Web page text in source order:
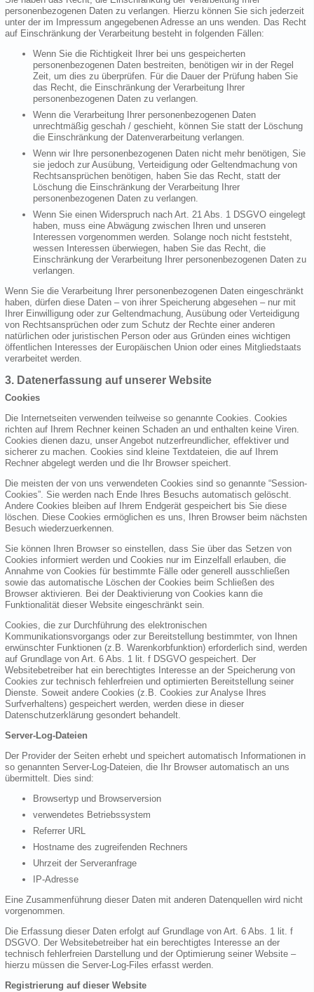
personenbezogenen Daten zu verlangen. Hierzu können Sie sich jederzeit
unter der im Impressum angegebenen Adresse an uns wenden. Das Recht
auf Einschränkung der Verarbeitung besteht in folgenden Fällen:
Wenn Sie die Richtigkeit Ihrer bei uns gespeicherten
personenbezogenen Daten bestreiten, benötigen wir in der Regel
Zeit, um dies zu überprüfen. Für die Dauer der Prüfung haben Sie
das Recht, die Einschränkung der Verarbeitung Ihrer
personenbezogenen Daten zu verlangen.
Wenn die Verarbeitung Ihrer personenbezogenen Daten
unrechtmäßig geschah / geschieht, können Sie statt der Löschung
die Einschränkung der Datenverarbeitung verlangen.
Wenn wir Ihre personenbezogenen Daten nicht mehr benötigen, Sie
sie jedoch zur Ausübung, Verteidigung oder Geltendmachung von
Rechtsansprüchen benötigen, haben Sie das Recht, statt der
Löschung die Einschränkung der Verarbeitung Ihrer
personenbezogenen Daten zu verlangen.
Wenn Sie einen Widerspruch nach Art. 21 Abs. 1 DSGVO eingelegt
haben, muss eine Abwägung zwischen Ihren und unseren
Interessen vorgenommen werden. Solange noch nicht feststeht,
wessen Interessen überwiegen, haben Sie das Recht, die
Einschränkung der Verarbeitung Ihrer personenbezogenen Daten zu
verlangen.
Wenn Sie die Verarbeitung Ihrer personenbezogenen Daten eingeschränkt
haben, dürfen diese Daten – von ihrer Speicherung abgesehen – nur mit
Ihrer Einwilligung oder zur Geltendmachung, Ausübung oder Verteidigung
von Rechtsansprüchen oder zum Schutz der Rechte einer anderen
natürlichen oder juristischen Person oder aus Gründen eines wichtigen
öffentlichen Interesses der Europäischen Union oder eines Mitgliedstaats
verarbeitet werden.
3. Datenerfassung auf unserer Website
Cookies
Die Internetseiten verwenden teilweise so genannte Cookies. Cookies
richten auf Ihrem Rechner keinen Schaden an und enthalten keine Viren.
Cookies dienen dazu, unser Angebot nutzerfreundlicher, effektiver und
sicherer zu machen. Cookies sind kleine Textdateien, die auf Ihrem
Rechner abgelegt werden und die Ihr Browser speichert.
Die meisten der von uns verwendeten Cookies sind so genannte “Session-
Cookies”. Sie werden nach Ende Ihres Besuchs automatisch gelöscht.
Andere Cookies bleiben auf Ihrem Endgerät gespeichert bis Sie diese
löschen. Diese Cookies ermöglichen es uns, Ihren Browser beim nächsten
Besuch wiederzuerkennen.
Sie können Ihren Browser so einstellen, dass Sie über das Setzen von
Cookies informiert werden und Cookies nur im Einzelfall erlauben, die
Annahme von Cookies für bestimmte Fälle oder generell ausschließen
sowie das automatische Löschen der Cookies beim Schließen des
Browser aktivieren. Bei der Deaktivierung von Cookies kann die
Funktionalität dieser Website eingeschränkt sein.
Cookies, die zur Durchführung des elektronischen
Kommunikationsvorgangs oder zur Bereitstellung bestimmter, von Ihnen
erwünschter Funktionen (z.B. Warenkorbfunktion) erforderlich sind, werden
auf Grundlage von Art. 6 Abs. 1 lit. f DSGVO gespeichert. Der
Websitebetreiber hat ein berechtigtes Interesse an der Speicherung von
Cookies zur technisch fehlerfreien und optimierten Bereitstellung seiner
Dienste. Soweit andere Cookies (z.B. Cookies zur Analyse Ihres
Surfverhaltens) gespeichert werden, werden diese in dieser
Datenschutzerklärung gesondert behandelt.
Server-Log-Dateien
Der Provider der Seiten erhebt und speichert automatisch Informationen in
so genannten Server-Log-Dateien, die Ihr Browser automatisch an uns
übermittelt. Dies sind:
Browsertyp und Browserversion
verwendetes Betriebssystem
Referrer URL
Hostname des zugreifenden Rechners
Uhrzeit der Serveranfrage
IP-Adresse
Eine Zusammenführung dieser Daten mit anderen Datenquellen wird nicht
vorgenommen.
Die Erfassung dieser Daten erfolgt auf Grundlage von Art. 6 Abs. 1 lit. f
DSGVO. Der Websitebetreiber hat ein berechtigtes Interesse an der
technisch fehlerfreien Darstellung und der Optimierung seiner Website –
hierzu müssen die Server-Log-Files erfasst werden.
Registrierung auf dieser Website